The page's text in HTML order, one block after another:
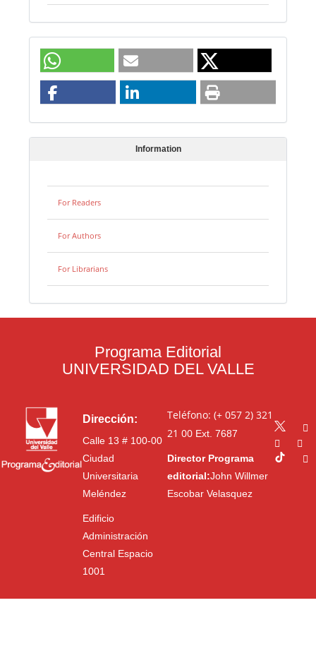
Information
For Readers
For Authors
For Librarians
Programa Editorial
UNIVERSIDAD DEL VALLE
Dirección:
Calle 13 # 100-00
Ciudad
Universitaria
Meléndez
Edificio
Administración
Central Espacio
1001
Teléfono: (+ 057 2) 321
21 00Ext. 7687
Director Programa
editorial:John Willmer
Escobar Velasquez